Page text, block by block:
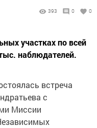
393 0 0
участках по всей
наблюдателей.
встреча
с
Миссии